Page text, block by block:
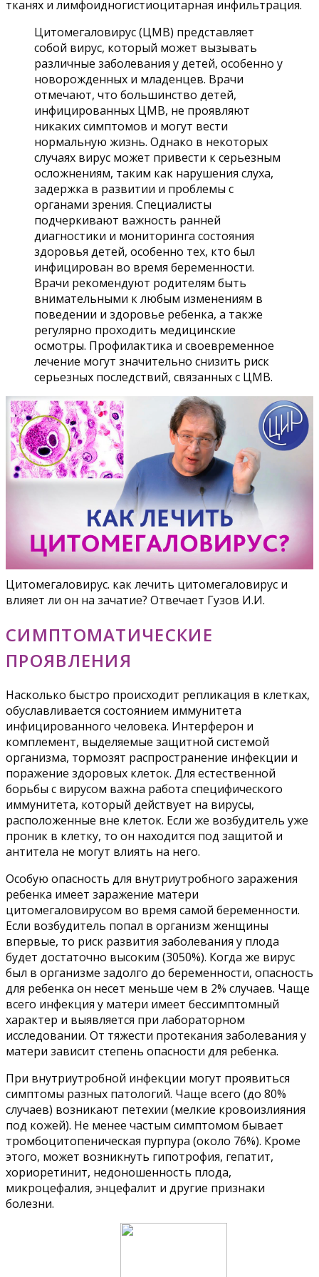
тканях и лимфоидногистиоцитарная инфильтрация.
Цитомегаловирус (ЦМВ) представляет
собой вирус, который может вызывать
различные заболевания у детей, особенно у
новорожденных и младенцев. Врачи
отмечают, что большинство детей,
инфицированных ЦМВ, не проявляют
никаких симптомов и могут вести
нормальную жизнь. Однако в некоторых
случаях вирус может привести к серьезным
осложнениям, таким как нарушения слуха,
задержка в развитии и проблемы с
органами зрения. Специалисты
подчеркивают важность ранней
диагностики и мониторинга состояния
здоровья детей, особенно тех, кто был
инфицирован во время беременности.
Врачи рекомендуют родителям быть
внимательными к любым изменениям в
поведении и здоровье ребенка, а также
регулярно проходить медицинские
осмотры. Профилактика и своевременное
лечение могут значительно снизить риск
серьезных последствий, связанных с ЦМВ.
Цитомегаловирус. как лечить цитомегаловирус и
влияет ли он на зачатие? Отвечает Гузов И.И.
СИМПТОМАТИЧЕСКИЕ
ПРОЯВЛЕНИЯ
Насколько быстро происходит репликация в клетках,
обуславливается состоянием иммунитета
инфицированного человека. Интерферон и
комплемент, выделяемые защитной системой
организма, тормозят распространение инфекции и
поражение здоровых клеток. Для естественной
борьбы с вирусом важна работа специфического
иммунитета, который действует на вирусы,
расположенные вне клеток. Если же возбудитель уже
проник в клетку, то он находится под защитой и
антитела не могут влиять на него.
Особую опасность для внутриутробного заражения
ребенка имеет заражение матери
цитомегаловирусом во время самой беременности.
Если возбудитель попал в организм женщины
впервые, то риск развития заболевания у плода
будет достаточно высоким (3050%). Когда же вирус
был в организме задолго до беременности, опасность
для ребенка он несет меньше чем в 2% случаев. Чаще
всего инфекция у матери имеет бессимптомный
характер и выявляется при лабораторном
исследовании. От тяжести протекания заболевания у
матери зависит степень опасности для ребенка.
При внутриутробной инфекции могут проявиться
симптомы разных патологий. Чаще всего (до 80%
случаев) возникают петехии (мелкие кровоизлияния
под кожей). Не менее частым симптомом бывает
тромбоцитопеническая пурпура (около 76%). Кроме
этого, может возникнуть гипотрофия, гепатит,
хориоретинит, недоношенность плода,
микроцефалия, энцефалит и другие признаки
болезни.